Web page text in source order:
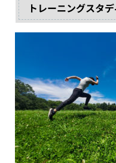
トレーニングスタデ